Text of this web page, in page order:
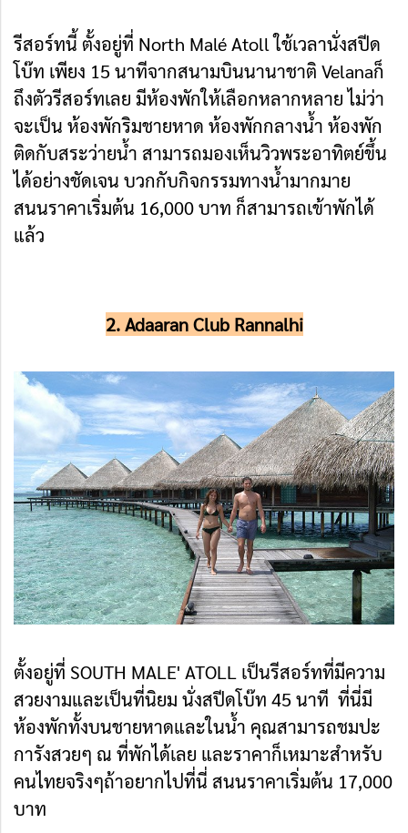
รีสอร์ทนี้ ตั้งอยู่ที่ North Malé Atoll ใช้เวลานั่งสปีด
โบ๊ท เพียง 15 นาทีจากสนามบินนานาชาติ Velanaก็
ถึงตัวรีสอร์ทเลย มีห้องพักให้เลือกหลากหลาย ไม่ว่า
จะเป็น ห้องพักริมชายหาด ห้องพักกลางน้ำ ห้องพัก
ติดกับสระว่ายน้ำ สามารถมองเห็นวิวพระอาทิตย์ขึ้น
ได้อย่างชัดเจน บวกกับกิจกรรมทางน้ำมากมาย
สนนราคาเริ่มต้น 16,000 บาท ก็สามารถเข้าพักได้
แล้ว
2. Adaaran Club Rannalhi
ตั้งอยู่ที่ SOUTH MALE' ATOLL เป็นรีสอร์ทที่มีความ
สวยงามและเป็นที่นิยม นั่งสปีดโบ๊ท 45 นาที ที่นี่มี
ห้องพักทั้งบนชายหาดและในน้ำ คุณสามารถชมปะ
การังสวยๆ ณ ที่พักได้เลย และราคาก็เหมาะสำหรับ
คนไทยจริงๆถ้าอยากไปที่นี่ สนนราคาเริ่มต้น 17,000
บาท